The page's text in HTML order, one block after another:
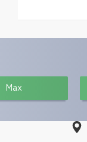
Max